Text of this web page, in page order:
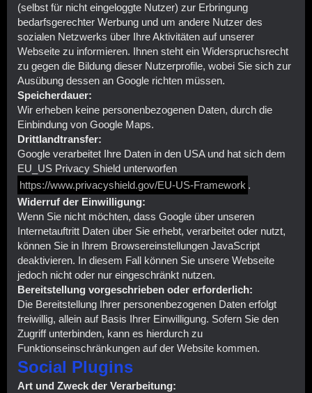
(selbst für nicht eingeloggte Nutzer) zur Erbringung
bedarfsgerechter Werbung und um andere Nutzer des
sozialen Netzwerks über Ihre Aktivitäten auf unserer
Webseite zu informieren. Ihnen steht ein Widerspruchsrecht
zu gegen die Bildung dieser Nutzerprofile, wobei Sie sich zur
Ausübung dessen an Google richten müssen.
Speicherdauer:
Wir erheben keine personenbezogenen Daten, durch die
Einbindung von Google Maps.
Drittlandtransfer:
Google verarbeitet Ihre Daten in den USA und hat sich dem
EU_US Privacy Shield unterworfen
https://www.privacyshield.gov/EU-US-Framework .
Widerruf der Einwilligung:
Wenn Sie nicht möchten, dass Google über unseren
Internetauftritt Daten über Sie erhebt, verarbeitet oder nutzt,
können Sie in Ihrem Browsereinstellungen JavaScript
deaktivieren. In diesem Fall können Sie unsere Webseite
jedoch nicht oder nur eingeschränkt nutzen.
Bereitstellung vorgeschrieben oder erforderlich:
Die Bereitstellung Ihrer personenbezogenen Daten erfolgt
freiwillig, allein auf Basis Ihrer Einwilligung. Sofern Sie den
Zugriff unterbinden, kann es hierdurch zu
Funktionseinschränkungen auf der Website kommen.
Social Plugins
Art und Zweck der Verarbeitung: